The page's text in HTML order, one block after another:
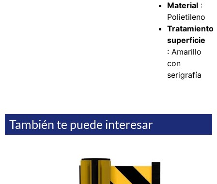
Material :
Polietileno
Tratamiento
superficie
: Amarillo
con
serigrafía
También te puede interesar